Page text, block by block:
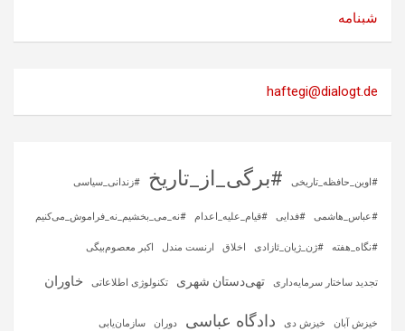
شبنامه
haftegi@dialogt.de
#اوین_حافظه_تاریخی #برگی_از_تاریخ #زندانی_سیاسی
#عباس_هاشمی #فدایی #قیام_علیه_اعدام #نه_می_بخشیم_نه_فراموش_می‌کنیم
#نگاه_هفته #ژن_ژیان_ئازادی اخلاق ارنست مندل اکبر معصوم‌بیگی
تجدید ساختار سرمایه‌داری تهی‌دستان شهری تکنولوژی اطلاعاتی خاوران
خیزش آبان خیزش دی دادگاه عباسی دوران سازمان‌یابی